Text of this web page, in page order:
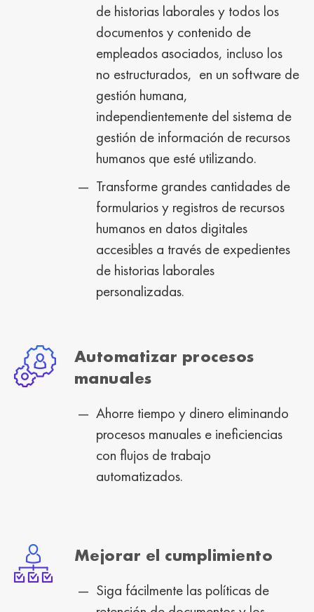
de historias laborales y todos los
documentos y contenido de
empleados asociados, incluso los
no estructurados, en un software de
gestión humana,
independientemente del sistema de
gestión de información de recursos
humanos que esté utilizando.
Transforme grandes cantidades de
formularios y registros de recursos
humanos en datos digitales
accesibles a través de expedientes
de historias laborales
personalizadas.
Automatizar procesos
manuales
Ahorre tiempo y dinero eliminando
procesos manuales e ineficiencias
con flujos de trabajo
automatizados.
Mejorar el cumplimiento
Siga fácilmente las políticas de